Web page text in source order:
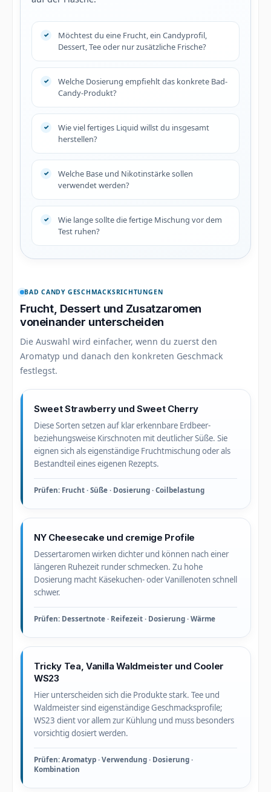
Möchtest du eine Frucht, ein Candyprofil,
Dessert, Tee oder nur zusätzliche Frische?
Welche Dosierung empfiehlt das konkrete Bad-
Candy-Produkt?
Wie viel fertiges Liquid willst du insgesamt
herstellen?
Welche Base und Nikotinstärke sollen
verwendet werden?
Wie lange sollte die fertige Mischung vor dem
Test ruhen?
BAD CANDY GESCHMACKSRICHTUNGEN
Frucht, Dessert und Zusatzaromen
voneinander unterscheiden
Die Auswahl wird einfacher, wenn du zuerst den
Aromatyp und danach den konkreten Geschmack
festlegst.
Sweet Strawberry und Sweet Cherry
Diese Sorten setzen auf klar erkennbare Erdbeer-
beziehungsweise Kirschnoten mit deutlicher Süße. Sie
eignen sich als eigenständige Fruchtmischung oder als
Bestandteil eines eigenen Rezepts.
Prüfen: Frucht · Süße · Dosierung · Coilbelastung
NY Cheesecake und cremige Profile
Dessertaromen wirken dichter und können nach einer
längeren Ruhezeit runder schmecken. Zu hohe
Dosierung macht Käsekuchen- oder Vanillenoten schnell
schwer.
Prüfen: Dessertnote · Reifezeit · Dosierung · Wärme
Tricky Tea, Vanilla Waldmeister und Cooler
WS23
Hier unterscheiden sich die Produkte stark. Tee und
Waldmeister sind eigenständige Geschmacksprofile;
WS23 dient vor allem zur Kühlung und muss besonders
vorsichtig dosiert werden.
Prüfen: Aromatyp · Verwendung · Dosierung ·
Kombination